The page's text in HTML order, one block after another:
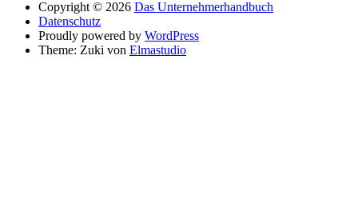
Copyright © 2026 Das Unternehmerhandbuch
Datenschutz
Proudly powered by WordPress
Theme: Zuki von Elmastudio